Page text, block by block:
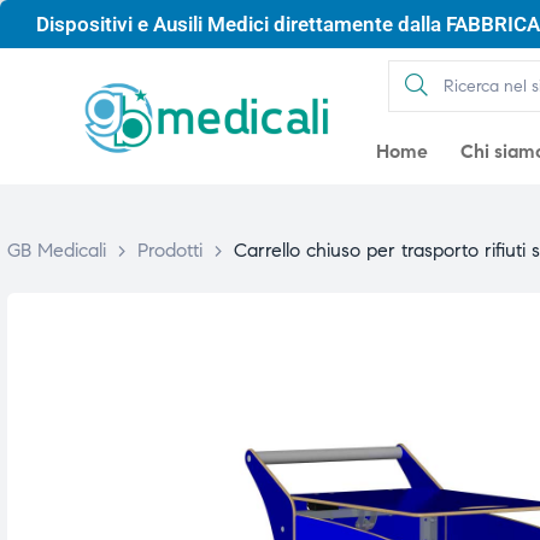
Dispositivi e Ausili Medici direttamente dalla
Home Chi
GB Medicali > Prodotti > Carrello chiuso per trasporto rifiuti